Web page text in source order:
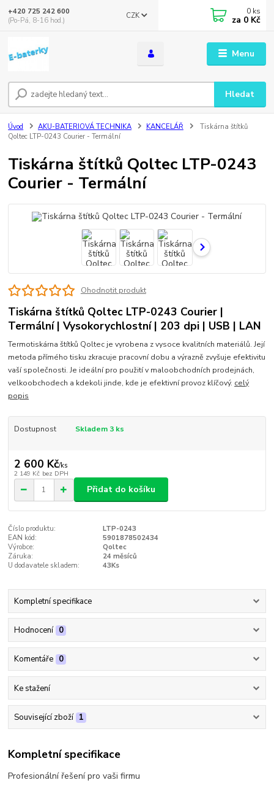
Menu
CZK
Hledat
+420 725 242 600
(Po-Pá, 8-16 hod.)
0 ks
za 0 Kč
Úvod AKU-BATERIOVÁ TECHNIKA KANCELÁŘ
Tiskárna štítků
Qoltec LTP-0243 Courier - Termální
Tiskárna štítků Qoltec LTP-0243
Courier - Termální
Ohodnotit produkt
Tiskárna štítků Qoltec LTP-0243 Courier |
Termální | Vysokorychlostní | 203 dpi | USB | LAN
Termotiskárna štítků Qoltec je vyrobena z vysoce kvalitních materiálů. Její
metoda přímého tisku zkracuje pracovní dobu a výrazně zvyšuje efektivitu
vaší společnosti. Je ideální pro použití v maloobchodních prodejnách,
velkoobchodech a kdekoli jinde, kde je efektivní provoz klíčový. celý
popis
Dostupnost Skladem 3 ks
2 600 Kč/ks
2 149 Kč bez DPH
Přidat do košíku
Číslo produktu:
LTP-0243
EAN kód:
5901878502434
Výrobce:
Qoltec
Záruka:
24 měsíců
U dodavatele skladem:
43Ks
Kompletní specifikace
Hodnocení 0
Komentáře 0
Ke stažení
Související zboží 1
Kompletní specifikace
Profesionální řešení pro vaši firmu